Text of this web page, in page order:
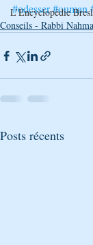
L’Encyclopédie
#odesser#ouman
Conseils - Rabbi
Posts récents